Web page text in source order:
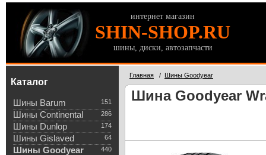
интернет магазин
SHIN-SHOP.RU
шины, диски, автозапчасти
Каталог
151
Шины Barum
286
Шины Continental
174
Шины Dunlop
64
Шины Gislaved
440
Шины Goodyear
Главная / Шины Goodyear
Шина Goodyear